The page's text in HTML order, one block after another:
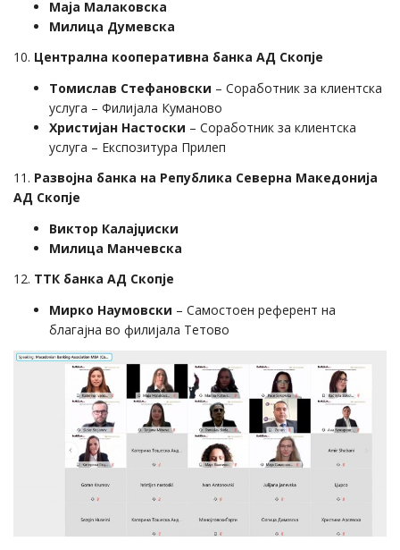
Маја Малаковска
Милица Думевска
10. Централна кооперативна банка АД Скопје
Томислав Стефановски – Соработник за клиентска
услуга – Филијала Куманово
Христијан Настоски – Соработник за клиентска
услуга – Експозитура Прилеп
11. Развојна банка на Република Северна Македонија
АД Скопје
Виктор Калајџиски
Милица Манчевска
12. ТТК банка АД Скопје
Мирко Наумовски – Самостоен референт на
благајна во филијала Тетово